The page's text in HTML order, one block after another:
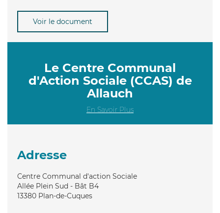
Voir le document
Le Centre Communal
d'Action Sociale (CCAS) de
Allauch
En Savoir Plus
Adresse
Centre Communal d'action Sociale
Allée Plein Sud - Bât B4
13380 Plan-de-Cuques